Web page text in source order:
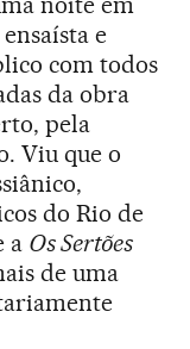
e
com todos
da obra
pela
Viu que o
do Rio de
a Os Sertões
de uma